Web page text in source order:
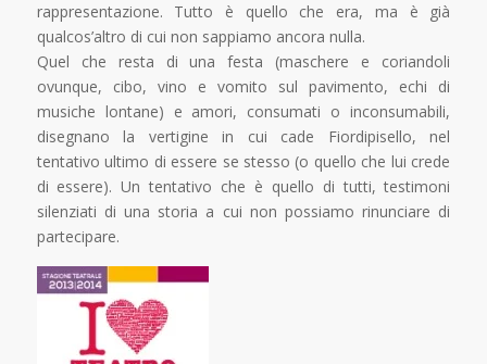
rappresentazione. Tutto è quello che era, ma è già
qualcos’altro di cui non sappiamo ancora nulla.
Quel che resta di una festa (maschere e coriandoli
ovunque, cibo, vino e vomito sul pavimento, echi di
musiche lontane) e amori, consumati o inconsumabili,
disegnano la vertigine in cui cade Fiordipisello, nel
tentativo ultimo di essere se stesso (o quello che lui crede
di essere). Un tentativo che è quello di tutti, testimoni
silenziati di una storia a cui non possiamo rinunciare di
partecipare.